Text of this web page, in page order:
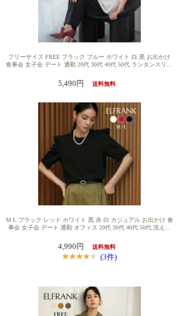
フリーサイズ FREE ブラック ブルー ホワイト 白 黒 お出かけ
食事会 女子会 デート 通勤 20代 30代 40代 50代 ランタンスリー
ップス レディース 半袖 きれいめ 1枚で決まる ゆったり 着痩せ
シャツ プルオーバー カットソー おしゃれ 体型カバー かわいい
いサイズ ボリュームスリーブ 綿100％ 洗える
5,490円 送料無料
M L ブラック レッド ホワイト 黒 赤 白 カジュアル お出かけ 食
事会 女子会 デート 通勤 オフィス 20代 30代 40代 50代 洗える
ーバー カットソー 1枚で決まる ゆったり 半袖 着痩せ ブラウス
おしゃれ きれいめ 体型カバー かわいい クルーネック 丸首 シ
ンプル 大きいサイズ 可愛い 無地 シンプル キャットスリーブ
4,990円 送料無料
(3件)